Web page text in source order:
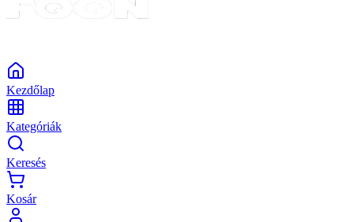
Kezdőlap
Kategóriák
Keresés
Kosár